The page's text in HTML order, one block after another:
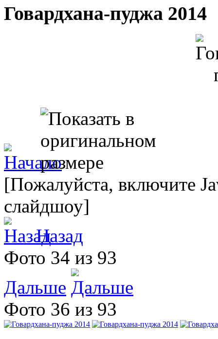
Говардхана-пуджа 2014
[Пожалуйста, включите
слайдшоу]
Назад
Фото 34 из 93
Дальше
Фото 36 из 93